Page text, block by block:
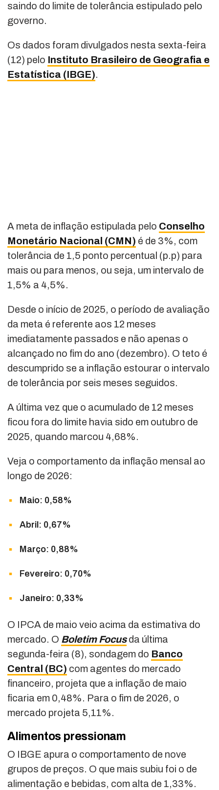
saindo do limite de tolerância estipulado pelo
governo.
Os dados foram divulgados nesta sexta-feira
(12) pelo Instituto Brasileiro de Geografia e
Estatística (IBGE).
A meta de inflação estipulada pelo Conselho
Monetário Nacional (CMN) é de 3%, com
tolerância de 1,5 ponto percentual (p.p) para
mais ou para menos, ou seja, um intervalo de
1,5% a 4,5%.
Desde o início de 2025, o período de avaliação
da meta é referente aos 12 meses
imediatamente passados e não apenas o
alcançado no fim do ano (dezembro). O teto é
descumprido se a inflação estourar o intervalo
de tolerância por seis meses seguidos.
A última vez que o acumulado de 12 meses
ficou fora do limite havia sido em outubro de
2025, quando marcou 4,68%.
Veja o comportamento da inflação mensal ao
longo de 2026:
Maio: 0,58%
Abril: 0,67%
Março: 0,88%
Fevereiro: 0,70%
Janeiro: 0,33%
O IPCA de maio veio acima da estimativa do
mercado. O Boletim Focusda última
segunda-feira (8), sondagem do Banco
Central (BC) com agentes do mercado
financeiro, projeta que a inflação de maio
ficaria em 0,48%. Para o fim de 2026, o
mercado projeta 5,11%.
Alimentos pressionam
O IBGE apura o comportamento de nove
grupos de preços. O que mais subiu foi o de
alimentação e bebidas, com alta de 1,33%.